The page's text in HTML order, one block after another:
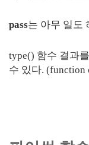
pass는 아무 일도
type() 함수 결과
수 있다. (function